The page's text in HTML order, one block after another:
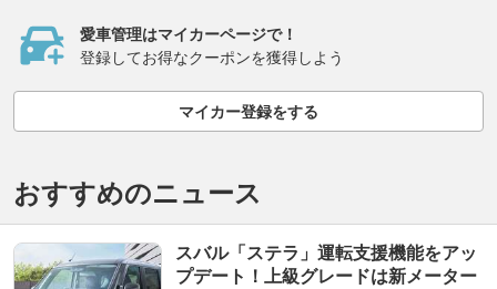
愛車管理はマイカーページで！
登録してお得なクーポンを獲得しよう
マイカー登録をする
おすすめのニュース
スバル「ステラ」運転支援機能をアッ
プデート！上級グレードは新メーター